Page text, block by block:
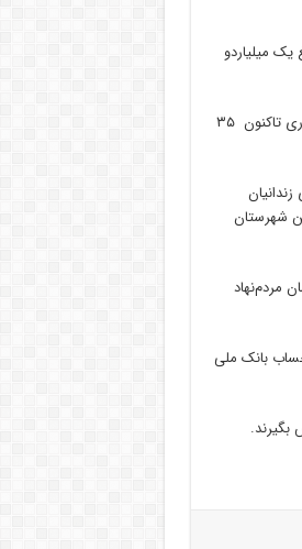
مبلغ یک میلیاردو
مدیرعامل انجمن حمایت از زندانیان شهرستان فردیس گفت: با همکاری خیرین از ابتدای فروردین ماه جاری تاکنون ۳۵
خانواده های زندانیان
این شهرستان
مردم‌نهاد
تعاون و شماره حساب بانک ملی